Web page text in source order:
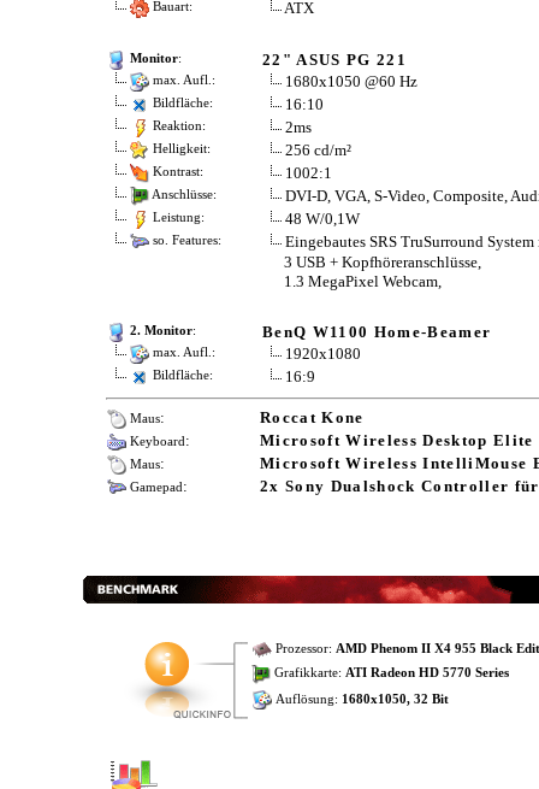
Bauart: ATX
Monitor: 22" ASUS PG 221
max. Aufl.: 1680x1050 @60 Hz
Bildfläche: 16:10
Reaktion: 2ms
Helligkeit: 256 cd/m²
Kontrast: 1002:1
Anschlüsse: DVI-D, VGA, S-Video, Composite,
Leistung: 48 W/0,1W
so. Features:
Eingebautes SRS TruSurround
3 USB + Kopfhöreranschlüsse,
1.3 MegaPixel Webcam,
2. Monitor: BenQ W1100 Home-Beamer
max. Aufl.: 1920x1080
Bildfläche: 16:9
Maus: Roccat Kone
Keyboard: Microsoft Wireless Desktop Elite
Maus: Microsoft Wireless IntelliMouse
Gamepad: 2x Sony Dualshock Controller
Prozessor: AMD Phenom II X4 955 Black
Grafikkarte: ATI Radeon HD 5770 Series
Auflösung: 1680x1050, 32 Bit